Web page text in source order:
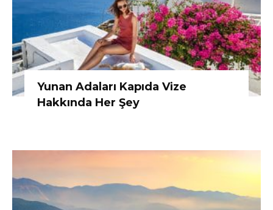
Yunan Adaları Kapıda Vize
Hakkında Her Şey